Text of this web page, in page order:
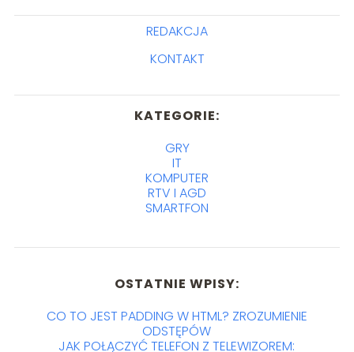
REDAKCJA
KONTAKT
KATEGORIE:
GRY
IT
KOMPUTER
RTV I AGD
SMARTFON
OSTATNIE WPISY:
CO TO JEST PADDING W HTML? ZROZUMIENIE
ODSTĘPÓW
JAK POŁĄCZYĆ TELEFON Z TELEWIZOREM: